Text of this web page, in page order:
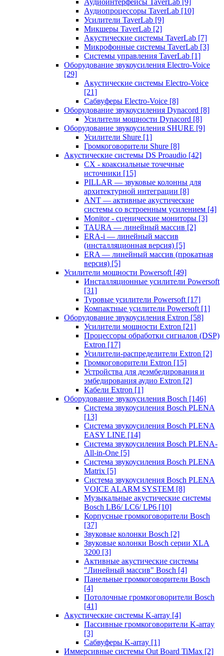
Аудиоинтерфейсы TaverLab [9]
Аудиопроцессоры TaverLab [10]
Усилители TaverLab [9]
Микшеры TaverLab [2]
Акустические системы TaverLab [7]
Микрофонные системы TaverLab [3]
Системы управления TaverLab [1]
Оборудование звукоусиления Electro-Voice
[29]
Акустические системы Electro-Voice
[21]
Сабвуферы Electro-Voice [8]
Оборудование звукоусиления Dynacord [8]
Усилители мощности Dynacord [8]
Оборудование звукоусиления SHURE [9]
Усилители Shure [1]
Громкоговорители Shure [8]
Акустические системы DS Proaudio [42]
CX - коаксиальные точечные
источники [15]
PILLAR — звуковые колонны для
архитектурной интеграции [8]
ANT — активные акустические
системы со встроенным усилением [4]
Monitor - сценические мониторы [3]
TAURA — линейный массив [2]
ERA-i — линейный массив
(инсталляционная версия) [5]
ERA — линейный массив (прокатная
версия) [5]
Усилители мощности Powersoft [49]
Инсталляционные усилители Powersoft
[31]
Туровые усилители Powersoft [17]
Компактные усилители Powersoft [1]
Оборудование звукоусиления Extron [58]
Усилители мощности Extron [21]
Процессоры обработки сигналов (DSP)
Extron [17]
Усилители-распределители Extron [2]
Громкоговорители Extron [15]
Устройства для деэмбедирования и
эмбедирования аудио Extron [2]
Кабели Extron [1]
Оборудование звукоусиления Bosch [146]
Система звукоусиления Bosch PLENA
[13]
Система звукоусиления Bosch PLENA
EASY LINE [14]
Система звукоусиления Bosch PLENA-
All-in-One [5]
Система звукоусиления Bosch PLENA
Matrix [5]
Система звукоусиления Bosch PLENA
VOICE ALARM SYSTEM [8]
Музыкальные акустические системы
Bosch LB6/ LC6/ LP6 [10]
Корпусные громкоговорители Bosch
[37]
Звуковые колонки Bosch [2]
Звуковые колонки Bosch серии XLA
3200 [3]
Активные акустические системы
"Линейный массив" Bosch [4]
Панельные громкоговорители Bosch
[4]
Потолочные громкоговорители Bosch
[41]
Акустические системы K-array [4]
Пассивные громкоговорители K-array
[3]
Сабвуферы K-array [1]
Иммерсивные системы Out Board TiMax [2]